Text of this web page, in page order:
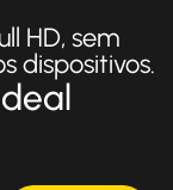
HD, sem
dispositivos.